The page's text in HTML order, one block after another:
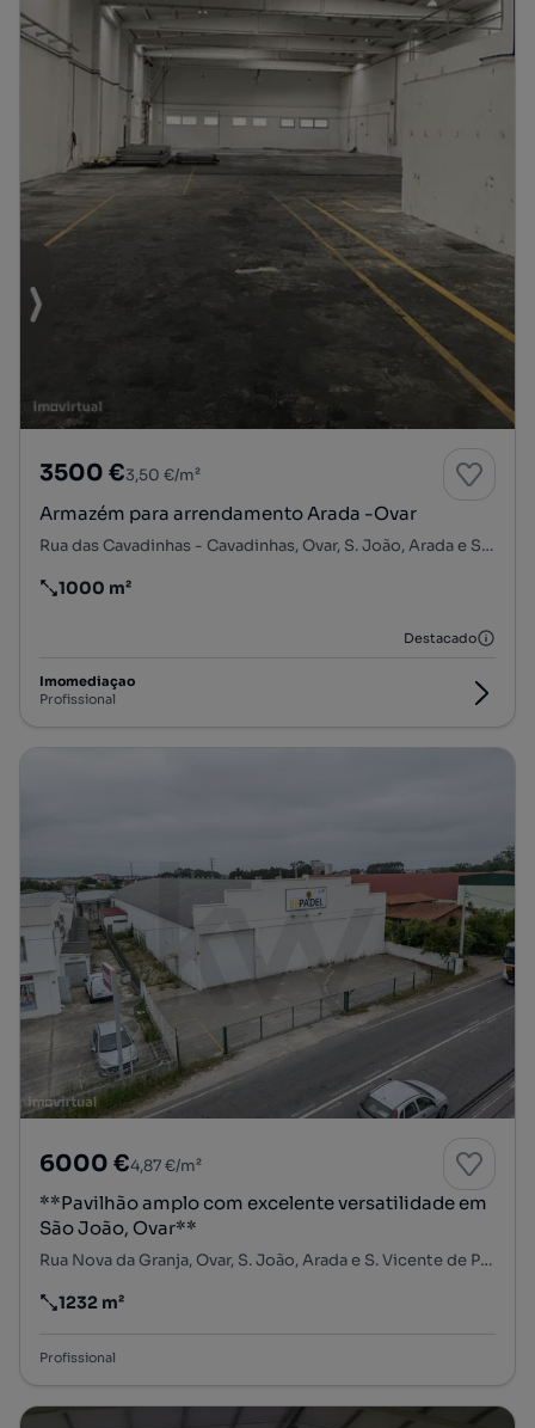
3500 €3,50 €/m²
Armazém para arrendamento Arada -Ovar
Rua das Cavadinhas - Cavadinhas, Ovar, S. João, Arada e S. Vicente de Pereira Jusã, Ovar, Aveiro
Preço por metro quadrado
1000 m²
Destacado
Imomediaçao
Profissional
6000 €4,87 €/m²
**Pavilhão amplo com excelente versatilidade em
São João, Ovar**
Rua Nova da Granja, Ovar, S. João, Arada e S. Vicente de Pereira Jusã, Ovar, Aveiro
Preço por metro quadrado
1232 m²
Profissional